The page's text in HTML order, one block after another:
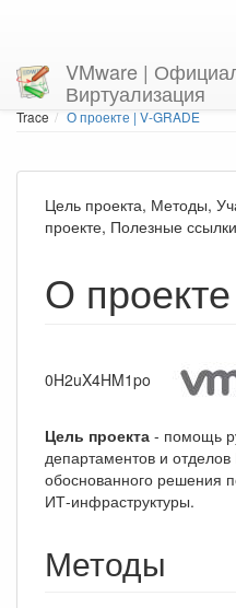
VMware |
Виртуализация
You are here
Home
Trace
О проекте | V-GRADE
Цель проекта, Методы,
проекте, Полезные
О проекте
0H2uX4HM1po
Цель проекта - помощь
департаментов и
обоснованного решения
ИТ-инфраструктуры.
Методы